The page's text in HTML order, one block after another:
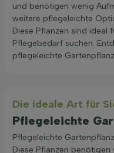
und benötigen wenig
weitere pflegeleichte
Diese Pflanzen sind ideal
Pflegebedarf suchen.
pflegeleichte
Die ideale Art für
Pflegeleichte
Pflegeleichte
Diese Pflanzen